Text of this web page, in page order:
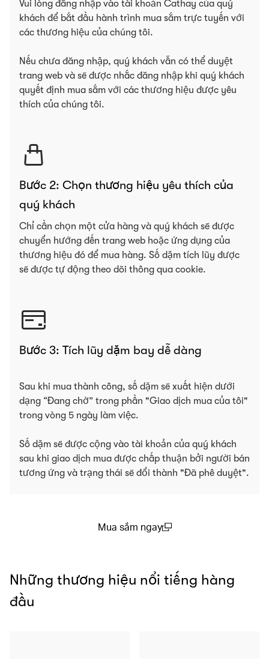
Vui lòng đăng nhập vào tài khoản Cathay của quý
khách để bắt đầu hành trình mua sắm trực tuyến với
các thương hiệu của chúng tôi.
Nếu chưa đăng nhập, quý khách vẫn có thể duyệt
trang web và sẽ được nhắc đăng nhập khi quý khách
quyết định mua sắm với các thương hiệu được yêu
thích của chúng tôi.
Bước 2: Chọn thương hiệu yêu thích của
quý khách
Chỉ cần chọn một cửa hàng và quý khách sẽ được
chuyển hướng đến trang web hoặc ứng dụng của
thương hiệu đó để mua hàng. Số dặm tích lũy được
sẽ được tự động theo dõi thông qua cookie.
Bước 3: Tích lũy dặm bay dễ dàng
Sau khi mua thành công, số dặm sẽ xuất hiện dưới
dạng “Đang chờ” trong phần "Giao dịch mua của tôi"
trong vòng 5 ngày làm việc.
Số dặm sẽ được cộng vào tài khoản của quý khách
sau khi giao dịch mua được chấp thuận bởi người bán
tương ứng và trạng thái sẽ đổi thành "Đã phê duyệt".
Mua sắm ngay
Những thương hiệu nổi tiếng hàng
đầu